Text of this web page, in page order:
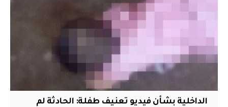
الداخلية بشأن فيديو تعنيف طفلة: الحادثة لم